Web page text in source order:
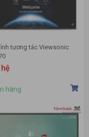
tương tác Viewsonic
hàng